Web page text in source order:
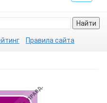
Найти
Правила сайта